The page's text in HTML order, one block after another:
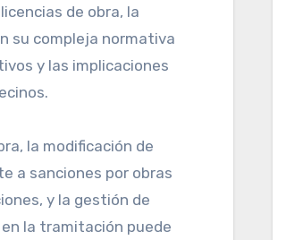
de obra, la
su compleja normativa
y las implicaciones
la modificación de
a sanciones por obras
y la gestión de
la tramitación puede